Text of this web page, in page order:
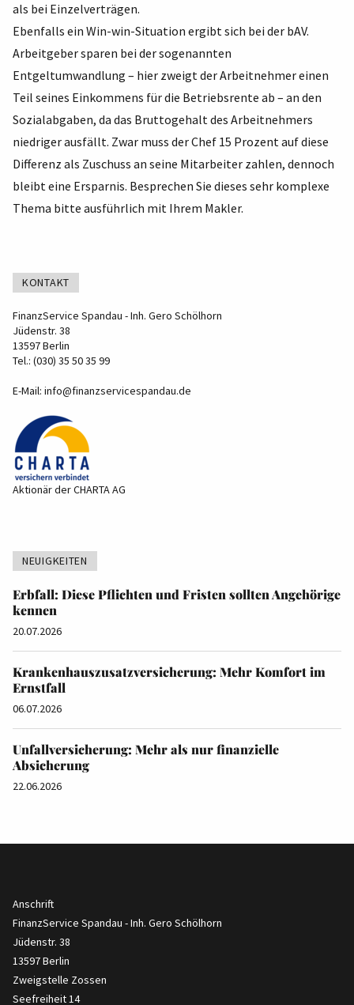
als bei Einzelverträgen.
Ebenfalls ein Win-win-Situation ergibt sich bei der bAV.
Arbeitgeber sparen bei der sogenannten
Entgeltumwandlung – hier zweigt der Arbeitnehmer einen
Teil seines Einkommens für die Betriebsrente ab – an den
Sozialabgaben, da das Bruttogehalt des Arbeitnehmers
niedriger ausfällt. Zwar muss der Chef 15 Prozent auf diese
Differenz als Zuschuss an seine Mitarbeiter zahlen, dennoch
bleibt eine Ersparnis. Besprechen Sie dieses sehr komplexe
Thema bitte ausführlich mit Ihrem Makler.
KONTAKT
FinanzService Spandau - Inh. Gero Schölhorn
Jüdenstr. 38
13597 Berlin
Tel.: (030) 35 50 35 99
E-Mail: info@finanzservicespandau.de
Aktionär der CHARTA AG
NEUIGKEITEN
Erbfall: Diese Pflichten und Fristen sollten Angehörige
kennen
20.07.2026
Krankenhauszusatzversicherung: Mehr Komfort im
Ernstfall
06.07.2026
Unfallversicherung: Mehr als nur finanzielle
Absicherung
22.06.2026
Anschrift
FinanzService Spandau - Inh. Gero Schölhorn
Jüdenstr. 38
13597 Berlin
Zweigstelle Zossen
Seefreiheit 14